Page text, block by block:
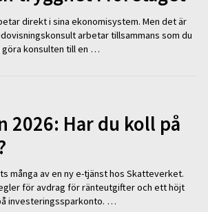
direkt i sina ekonomisystem. Men det är
arbetar tillsammans som du
göra konsulten till en …
2026: Har du koll på
många av en ny e-tjänst hos Skatteverket.
för avdrag för ränteutgifter och ett höjt
investeringssparkonto. …